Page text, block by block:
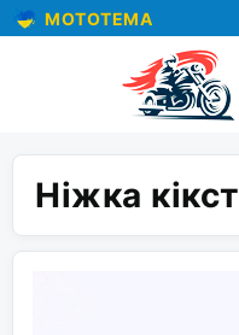
MOTOTEMA
Ніжка